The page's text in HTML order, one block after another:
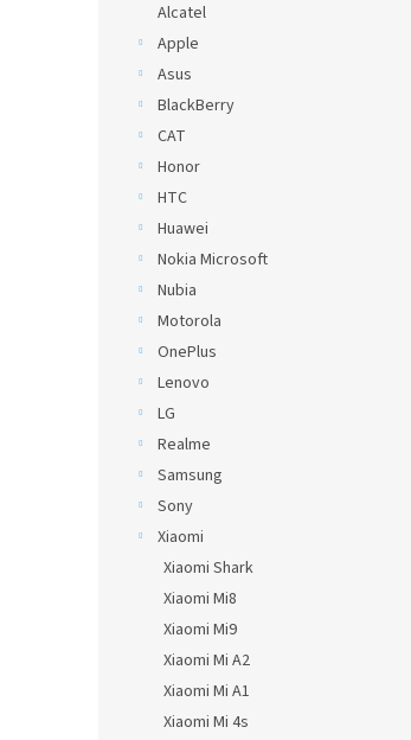
Alcatel
Apple
Asus
BlackBerry
CAT
Honor
HTC
Huawei
Nokia Microsoft
Nubia
Motorola
OnePlus
Lenovo
LG
Realme
Samsung
Sony
Xiaomi
Xiaomi Shark
Xiaomi Mi8
Xiaomi Mi9
Xiaomi Mi A2
Xiaomi Mi A1
Xiaomi Mi 4s